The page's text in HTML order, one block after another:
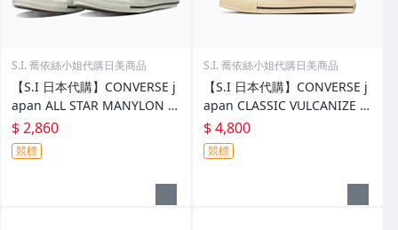
S.I. 喬依絲小姐代購日美商品
【S.I 日本代購】CONVERSE j
apan ALL STAR MANYLON O
X
$ 2,860
競標
S.I. 喬依絲小姐代購日美商品
【S.I 日本代購】CONVERSE j
apan CLASSIC VULCANIZE O
NE STAR AGED SUEDE AG
$ 4,800
競標